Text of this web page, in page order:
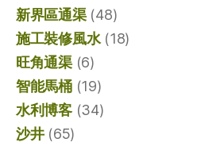
新界區通渠(48)
施工裝修風水(18)
旺角通渠(6)
智能馬桶(19)
水利博客(34)
沙井(65)